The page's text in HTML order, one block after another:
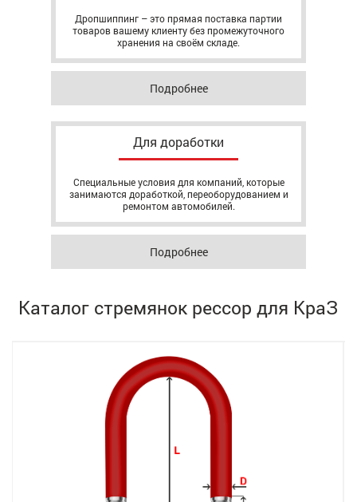
Дропшиппинг – это прямая поставка партии
товаров вашему клиенту без промежуточного
хранения на своём складе.
Подробнее
Для доработки
Специальные условия для компаний, которые
занимаются доработкой, переоборудованием и
ремонтом автомобилей.
Подробнее
Каталог стремянок рессор для КраЗ